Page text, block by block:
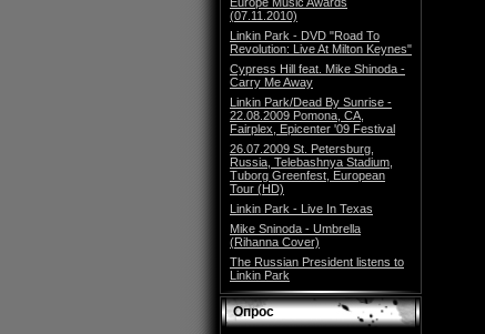
(07.11.2010)
Linkin Park - DVD "Road To
Revolution: Live At Milton Keynes"
Cypress Hill feat. Mike Shinoda -
Carry Me Away
Linkin Park/Dead By Sunrise -
22.08.2009 Pomona, CA,
Fairplex, Epicenter '09 Festival
26.07.2009 St. Petersburg,
Russia, Telebashnya Stadium,
Tuborg Greenfest, European
Tour (HD)
Linkin Park - Live In Texas
Mike Sninoda - Umbrella
(Rihanna Cover)
The Russian President listens to
Linkin Park
Опрос